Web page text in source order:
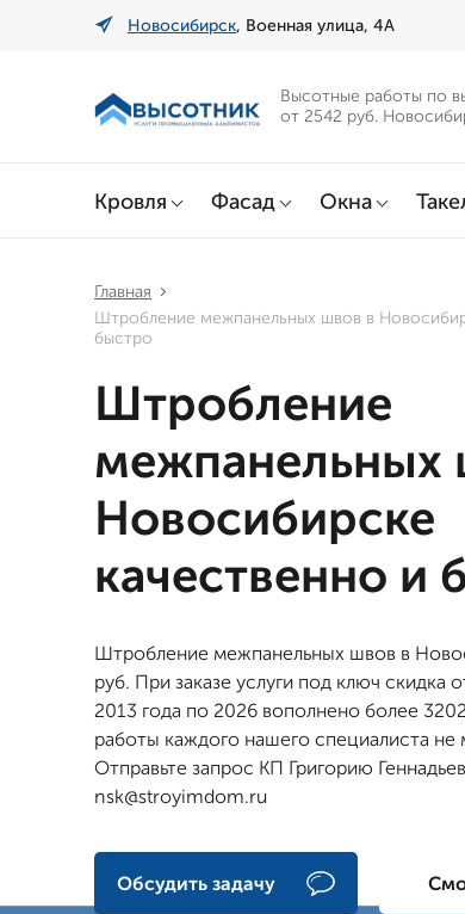
Новосибирск, Военная улица, 4А
Высотные работы по
от 2542 руб.
Кровля Фасад Окна
Главная
Штробление межпанельных швов в
быстро
Штробление
межпанельных
Новосибирске
качественно и
Штробление межпанельных швов в
руб. При заказе услуги под ключ скидка
2013 года по 2026 вополнено более
работы каждого нашего специалиста не
Отправьте запрос КП Григорию
nsk@stroyimdom.ru
Обсудить задачу